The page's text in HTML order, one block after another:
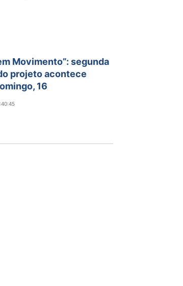
Movimento”: segunda
projeto acontece
16